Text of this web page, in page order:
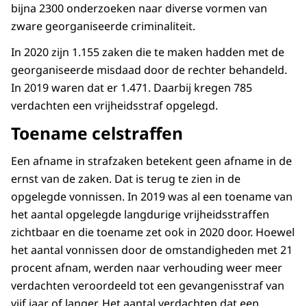
bijna 2300 onderzoeken naar diverse vormen van
zware georganiseerde criminaliteit.
In 2020 zijn 1.155 zaken die te maken hadden met de
georganiseerde misdaad door de rechter behandeld.
In 2019 waren dat er 1.471. Daarbij kregen 785
verdachten een vrijheidsstraf opgelegd.
Toename celstraffen
Een afname in strafzaken betekent geen afname in de
ernst van de zaken. Dat is terug te zien in de
opgelegde vonnissen. In 2019 was al een toename van
het aantal opgelegde langdurige vrijheidsstraffen
zichtbaar en die toename zet ook in 2020 door. Hoewel
het aantal vonnissen door de omstandigheden met 21
procent afnam, werden naar verhouding weer meer
verdachten veroordeeld tot een gevangenisstraf van